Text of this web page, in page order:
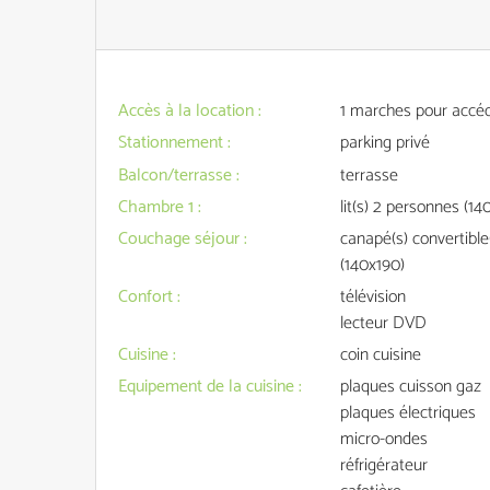
Accès à la location: 1 marches pour
Stationnement:
parking privé
Balcon/terrasse:
terrasse
Chambre 1:
lit(s) 2 personnes
Couchage séjour:
canapé(s)
(140x190)
Confort:
télévision
lecteur DVD
Cuisine:
coin cuisine
Equipement de la cuisine:
plaques cuisson gaz
plaques électriques
micro-ondes
réfrigérateur